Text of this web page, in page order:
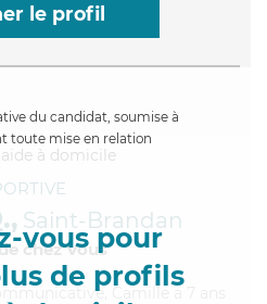
le profil
du candidat, soumise à
toute mise en relation
vous pour
de profils
Saint-Brandan
chez Vous
Camille a 7 ans